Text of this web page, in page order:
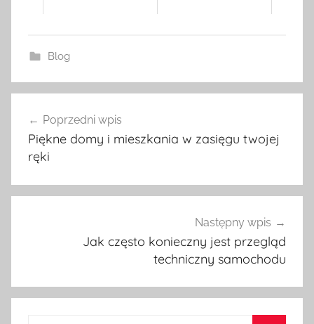
Blog
Nawigacja
wpisu
Poprzedni wpis
Piękne domy i mieszkania w zasięgu twojej
ręki
Następny wpis
Jak często konieczny jest przegląd
techniczny samochodu